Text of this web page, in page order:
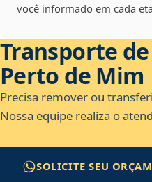
você informado em cada
Transporte
Perto de Mim
Precisa remover ou
Nossa equipe realiza o
SOLICITE SEU